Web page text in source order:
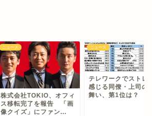
ニュース
株式会社TOKIO、オフィ
ス移転完了を報告 「画
像クイズ」にファン...
ニュース
テレワークでストレ
感じる同僚・上司の
舞い、第1位は？